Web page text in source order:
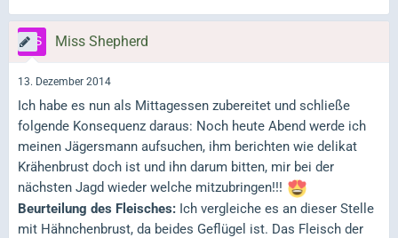
Miss Shepherd
13. Dezember 2014
Ich habe es nun als Mittagessen zubereitet und schließe
folgende Konsequenz daraus: Noch heute Abend werde ich
meinen Jägersmann aufsuchen, ihm berichten wie delikat
Krähenbrust doch ist und ihn darum bitten, mir bei der
nächsten Jagd wieder welche mitzubringen!!!
Beurteilung des Fleisches: Ich vergleiche es an dieser Stelle
mit Hähnchenbrust, da beides Geflügel ist. Das Fleisch der